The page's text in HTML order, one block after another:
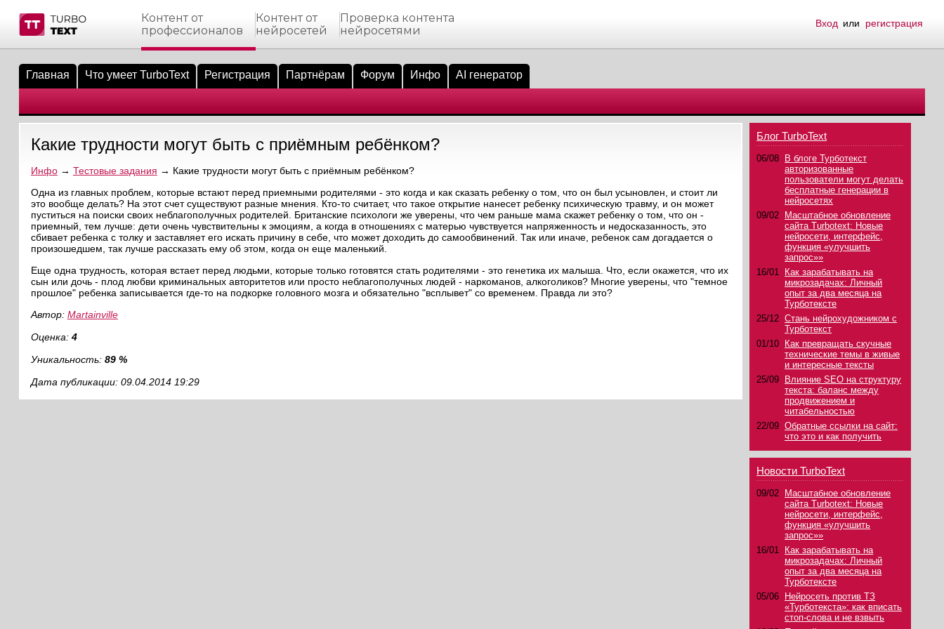
материалы
биржи
пользователи
на сайте
пользователей
сообщения
по форуму
Контент от
профессионалов
Контент от
нейросетей
Проверка контента
нейросетями
Вход или регистрация
Главная Что умеет TurboText Регистрация Партнёрам Форум Инфо AI генератор
Какие трудности могут быть с приёмным ребёнком?
Инфо→ Тестовые задания → Какие трудности могут быть с приёмным ребёнком?
Одна из главных проблем, которые встают перед приемными родителями - это когда и как сказать ребенку о том, что он был усыновлен, и стоит ли
это вообще делать? На этот счет существуют разные мнения. Кто-то считает, что такое открытие нанесет ребенку психическую травму, и он может
пуститься на поиски своих неблагополучных родителей. Британские психологи же уверены, что чем раньше мама скажет ребенку о том, что он -
приемный, тем лучше: дети очень чувствительны к эмоциям, а когда в отношениях с матерью чувствуется напряженность и недосказанность, это
сбивает ребенка с толку и заставляет его искать причину в себе, что может доходить до самообвинений. Так или иначе, ребенок сам догадается о
произошедшем, так лучше рассказать ему об этом, когда он еще маленький.
Еще одна трудность, которая встает перед людьми, которые только готовятся стать родителями - это генетика их малыша. Что, если окажется, что их
сын или дочь - плод любви криминальных авторитетов или просто неблагополучных людей - наркоманов, алкоголиков? Многие уверены, что "темное
прошлое" ребенка записывается где-то на подкорке головного мозга и обязательно "всплывет" со временем. Правда ли это?
Автор: Martainville
Оценка: 4
Уникальность: 89 %
Дата публикации: 09.04.2014 19:29
Блог TurboText
06/08
В блоге Турботекст
авторизованные
пользователи могут делать
бесплатные генерации в
нейросетях
09/02
Масштабное обновление
сайта Turbotext: Новые
нейросети, интерфейс,
функция «улучшить
запрос»»
16/01
Как зарабатывать на
микрозадачах: Личный
опыт за два месяца на
Турботексте
25/12 Стань нейрохудожником с
Турботекст
01/10
Как превращать скучные
технические темы в живые
и интересные тексты
25/09
Влияние SEO на структуру
текста: баланс между
продвижением и
читабельностью
22/09 Обратные ссылки на сайт:
что это и как получить
Новости TurboText
09/02
Масштабное обновление
сайта Turbotext: Новые
нейросети, интерфейс,
функция «улучшить
запрос»»
16/01
Как зарабатывать на
микрозадачах: Личный
опыт за два месяца на
Турботексте
05/06
Нейросеть против ТЗ
«Турботекста»: как вписать
стоп-слова и не взвыть